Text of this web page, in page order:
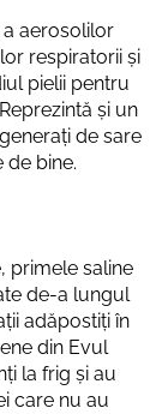
a aerosolilor
respiratorii și
pielii pentru
și un
de sare
de bine.
primele saline
de-a lungul
adăpostiți în
din Evul
la frig și au
care nu au